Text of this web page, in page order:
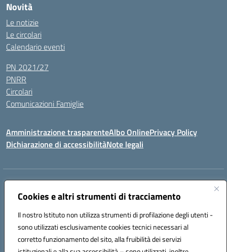
Cookies e altri strumenti di tracciamento
Il nostro Istituto non utilizza strumenti di profilazione degli utenti -
sono utilizzati esclusivamente cookies tecnici necessari al
corretto funzionamento del sito, alla fruibilità dei servizi
Novità
Le notizie
Le circolari
Calendario eventi
PN 2021/27
PNRR
Circolari
Comunicazioni Famiglie
Amministrazione trasparenteAlbo OnlinePrivacy Policy
Dichiarazione di accessibilitàNote legali
Indirizzo:
Centralino:(+39) 0737787634 Email:mcic80700n@istruzione.it
Codice fiscale: 92010940432
Codice meccanografico:
MCIC80700N
Codice unico di fatturazione (CUF): UF5MY2